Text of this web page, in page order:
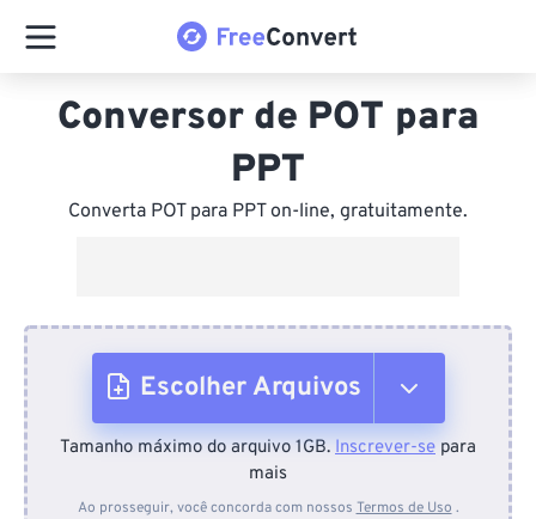
Conversor de POT para
PPT
Converta POT para PPT on-line, gratuitamente.
Escolher Arquivos
Do dispositivo
Tamanho máximo do arquivo 1GB. Inscrever-se para
mais
Ao prosseguir, você concorda com nossos Termos de Uso .